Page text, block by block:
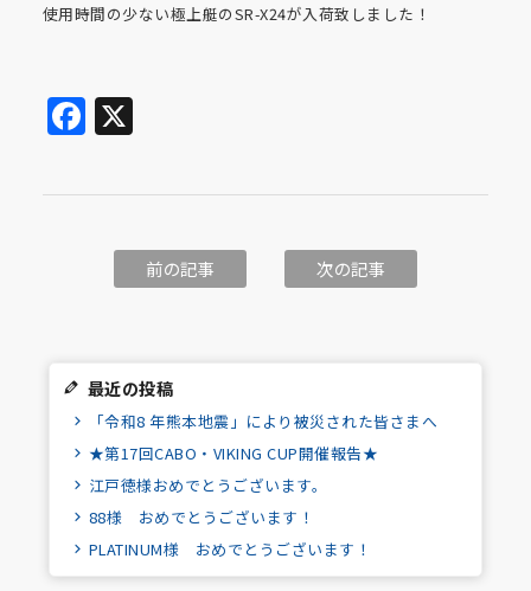
使用時間の少ない極上艇のSR-X24が入荷致しました！
Facebook
X
前の記事 次の記事
最近の投稿
「令和8 年熊本地震」により被災された皆さまへ
★第17回CABO・VIKING CUP開催報告★
江戸徳様おめでとうございます。
88様 おめでとうございます！
PLATINUM様 おめでとうございます！